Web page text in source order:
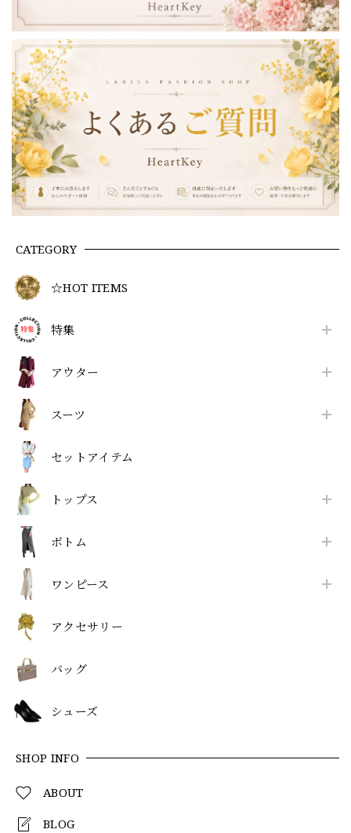
CATEGORY
☆HOT ITEMS
特集
アウター
スーツ
セットアイテム
トップス
ボトム
ワンピース
アクセサリー
バッグ
シューズ
SHOP INFO
ABOUT
BLOG